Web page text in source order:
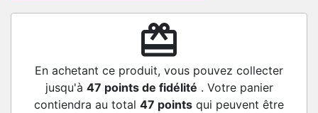
redeem
En achetant ce produit, vous pouvez collecter
jusqu'à 47 points de fidélité . Votre panier
contiendra au total 47 points qui peuvent être